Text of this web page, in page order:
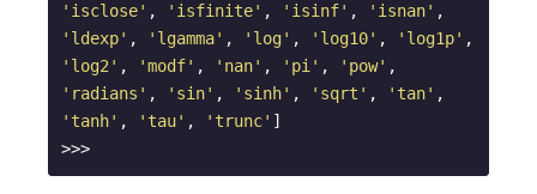
'isclose' , 'isfinite' , 'isinf' , 'isnan'
'ldexp' , 'lgamma' , 'log' , 'log10' , 'log1p'
'log2' , 'modf' , 'nan' , 'pi' , 'pow'
'radians' , 'sin' , 'sinh' , 'sqrt' , 'tan'
'tanh' , 'tau' , 'trunc' ]
>>>